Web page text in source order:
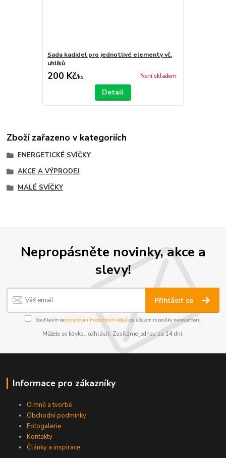
Sada kadidel pro jednotlivé elementy vč.
uhlíků
200 Kč/ks Není skladem
Detail
Zboží zařazeno v kategoriích
ENERGETICKÉ SVÍČKY
AKCE A VÝPRODEJ
MALÉ SVÍČKY
Nepropásněte novinky, akce a
slevy!
Přihlásit se
Souhlasím se zpracováním osobních údajůza účelem rozesílky newsletteru.
Můžete se kdykoli odhlásit. Zasíláme jednou za 14 dní.
Informace pro zákazníky
O mně a tvorbě
Obchodní podmínky
Fotogalerie
Kontakty
Články a inspirace